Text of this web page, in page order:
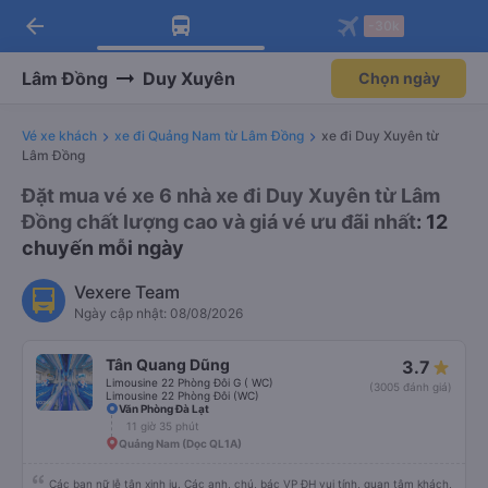
Tải app Vexere ngay!
Nhận ưu đãi thành viên độc
Mở app
Tải app Vexere
-30k/ghế khi đặt vé máy bay qua
Mở app
arrow_back
Lâm Đồng Duy Xuyên Chọn ngày
Vé xe khách xe đi Quảng Nam từ Lâm Đồng
xe đi Duy Xuyên từ
Lâm Đồng
Đặt mua vé xe 6 nhà xe đi Duy Xuyên từ Lâm
Đồng chất lượng cao và giá vé ưu đãi nhất: 12
chuyến mỗi ngày
Vexere Team
Ngày cập nhật: 08/08/2026
Tân Quang Dũng
Limousine 22 Phòng Đôi G ( WC)
Limousine 22 Phòng Đôi (WC)
3.7
(3005 đánh giá)
Văn Phòng Đà Lạt
11 giờ 35 phút
Quảng Nam (Dọc QL1A)
Các bạn nữ lễ tân xinh iu. Các anh, chú, bác VP ĐH vui tính, quan tâm khách,